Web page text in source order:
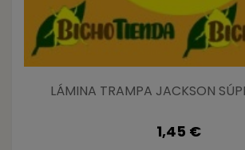
LÁMINA TRAMPA JACKSON
1,45 €